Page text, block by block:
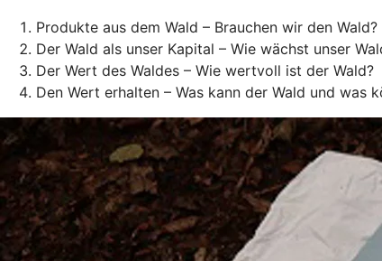
Produkte aus dem Wald – Brauchen wir den Wald?
Der Wald als unser Kapital – Wie wächst unser
Der Wert des Waldes – Wie wertvoll ist der Wald?
Den Wert erhalten – Was kann der Wald und was